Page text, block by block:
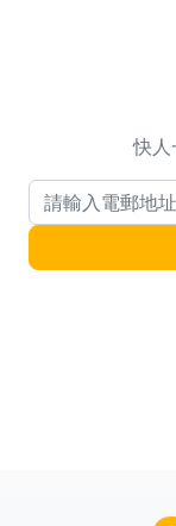
快人
電郵地址